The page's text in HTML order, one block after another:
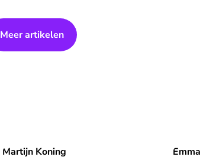
Meer artikelen
Martijn Koning
Speel "Martijn Koning" af Speel